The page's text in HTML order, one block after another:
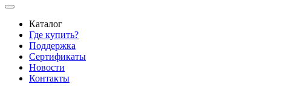
Каталог
Где купить?
Поддержка
Сертификаты
Новости
Контакты